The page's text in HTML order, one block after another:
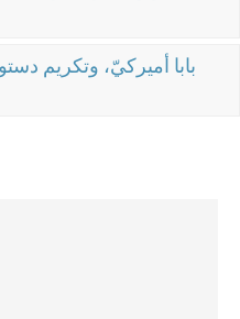
بابا أميركيّ، وتكريم